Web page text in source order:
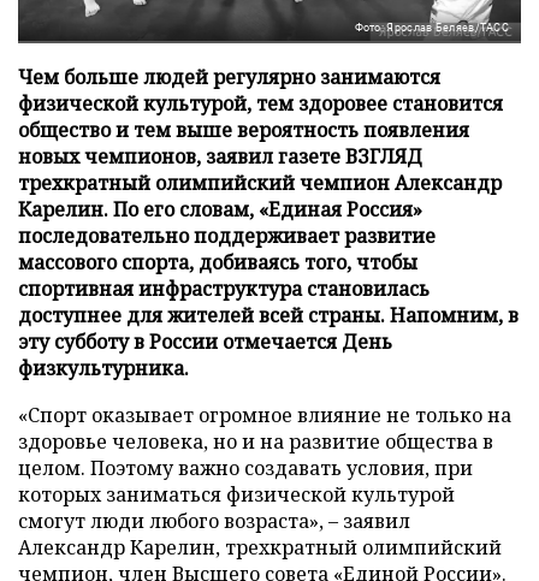
Фото: Ярослав Беляев/ТАСС
Чем больше людей регулярно занимаются
физической культурой, тем здоровее становится
общество и тем выше вероятность появления
новых чемпионов, заявил газете ВЗГЛЯД
трехкратный олимпийский чемпион Александр
Карелин. По его словам, «Единая Россия»
последовательно поддерживает развитие
массового спорта, добиваясь того, чтобы
спортивная инфраструктура становилась
доступнее для жителей всей страны. Напомним, в
эту субботу в России отмечается День
физкультурника.
«Спорт оказывает огромное влияние не только на
здоровье человека, но и на развитие общества в
целом. Поэтому важно создавать условия, при
которых заниматься физической культурой
смогут люди любого возраста», – заявил
Александр Карелин, трехкратный олимпийский
чемпион, член Высшего совета «Единой России».